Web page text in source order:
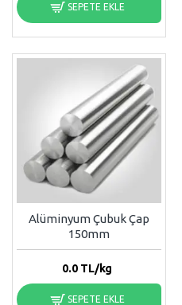
SEPETE EKLE
Alüminyum Çubuk Çap
150mm
0.0TL/kg
SEPETE EKLE